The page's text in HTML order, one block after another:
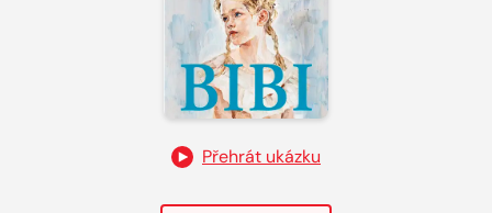
Přehrát ukázku